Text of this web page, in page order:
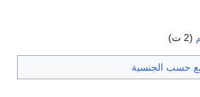
(2 ت)
حسب الجنسية